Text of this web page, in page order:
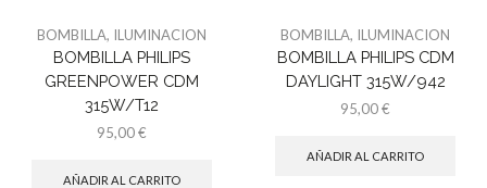
BOMBILLA, ILUMINACION
BOMBILLA PHILIPS
GREENPOWER CDM
315W/T12
95,00€
AÑADIR AL CARRITO
BOMBILLA, ILUMINACION
BOMBILLA PHILIPS CDM
DAYLIGHT 315W/942
95,00€
AÑADIR AL CARRITO